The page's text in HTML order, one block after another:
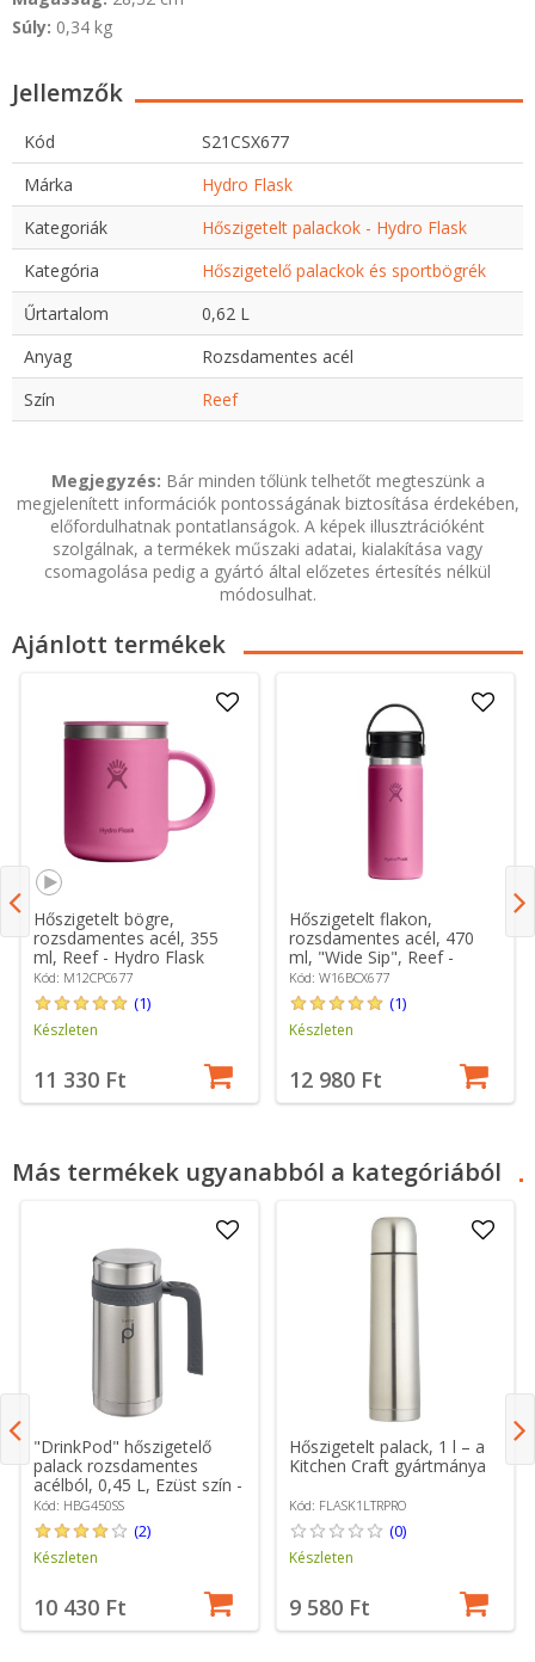
Súly: 0,34 kg
Jellemzők
Kód
S21CSX677
Márka
Hydro Flask
Kategoriák
Hőszigetelt palackok - Hydro Flask
Kategória
Hőszigetelő palackok és sportbögrék
Űrtartalom
0,62 L
Anyag
Rozsdamentes acél
Szín
Reef
Megjegyzés: Bár minden tőlünk telhetőt megteszünk a
megjelenített információk pontosságának biztosítása érdekében,
előfordulhatnak pontatlanságok. A képek illusztrációként
szolgálnak, a termékek műszaki adatai, kialakítása vagy
csomagolása pedig a gyártó által előzetes értesítés nélkül
módosulhat.
Ajánlott termékek
Hőszigetelt bögre,
rozsdamentes acél, 355
ml, Reef - Hydro Flask
Kód: M12CPC677
(1)
Készleten
11 330 Ft
Hőszigetelt flakon,
rozsdamentes acél, 470
ml, "Wide Sip", Reef -
Hydro Flask
Kód: W16BCX677
(1)
Készleten
12 980 Ft
Más termékek ugyanabból a kategóriából
"DrinkPod" hőszigetelő
palack rozsdamentes
acélból, 0,45 L, Ezüst szín -
Grunwerg
Kód: HBG450SS
(2)
Készleten
10 430 Ft
Hőszigetelt palack, 1 l – a
Kitchen Craft gyártmánya
Kód: FLASK1LTRPRO
(0)
Készleten
9 580 Ft